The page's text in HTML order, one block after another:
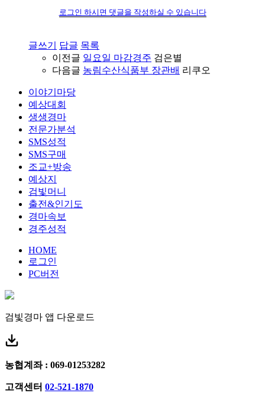
로그인 하시면 댓글을 작성하실 수 있습니다
글쓰기 답글 목록
이전글 일요일 마감경주 검은별
다음글 농림수산식품부 장관배 리쿠오
이야기마당
예상대회
생생경마
전문가분석
SMS성적
SMS구매
조교+방송
예상지
검빛머니
출전&인기도
경마속보
경주성적
HOME
로그인
PC버전
검빛경마 앱 다운로드
농협계좌 : 069-01253282
고객센터 02-521-1870